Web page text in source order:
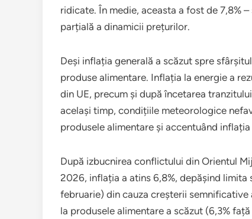
ridicate. În medie, aceasta a fost de 7,8%
parțială a dinamicii prețurilor.
Deși inflația generală a scăzut spre
produse alimentare. Inflația la energie a
din UE, precum și după încetarea
același timp, condițiile meteorologice
produsele alimentare și accentuând inflația
După izbucnirea conflictului din Orientul
2026, inflația a atins 6,8%, depășind limita
februarie) din cauza creșterii
la produsele alimentare a scăzut (6,3%